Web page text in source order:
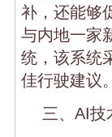
补，还能够
与内地一家
统，该系统
佳行驶建议。
三、AI技